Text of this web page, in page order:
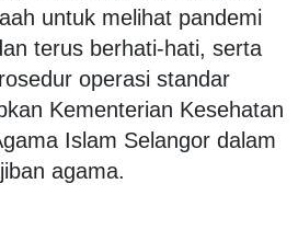
untuk melihat pandemi
terus berhati-hati, serta
operasi standar
Kementerian Kesehatan
Islam Selangor dalam
agama.